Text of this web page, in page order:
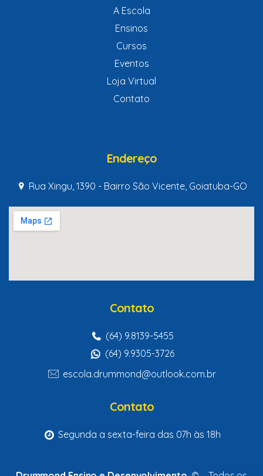
A Escola
Ensinos
Cursos
Eventos
Loja Virtual
Contato
Endereço
Rua Xingu, 1390 - Bairro São Vicente, Goiatuba-GO
Contato
(64) 9.8139-5455
(64) 9.9305-3726
escola.drummond@outlook.com.br
Contato
Segunda a sexta-feira das 07h às 18h